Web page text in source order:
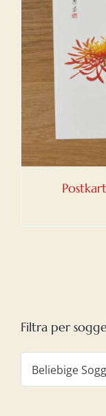
Filtra per
Beliebige